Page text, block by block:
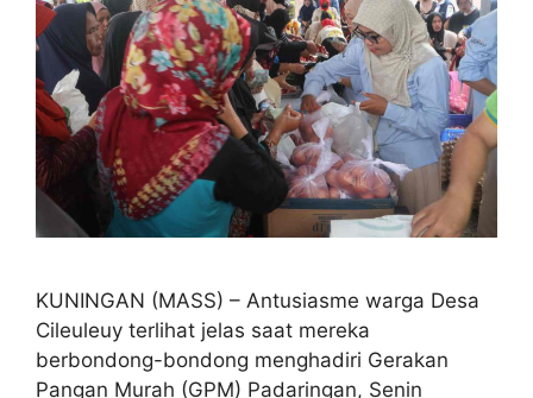
KUNINGAN (MASS) – Antusiasme warga Desa
Cileuleuy terlihat jelas saat mereka
berbondong-bondong menghadiri Gerakan
Pangan Murah (GPM) Padaringan, Senin